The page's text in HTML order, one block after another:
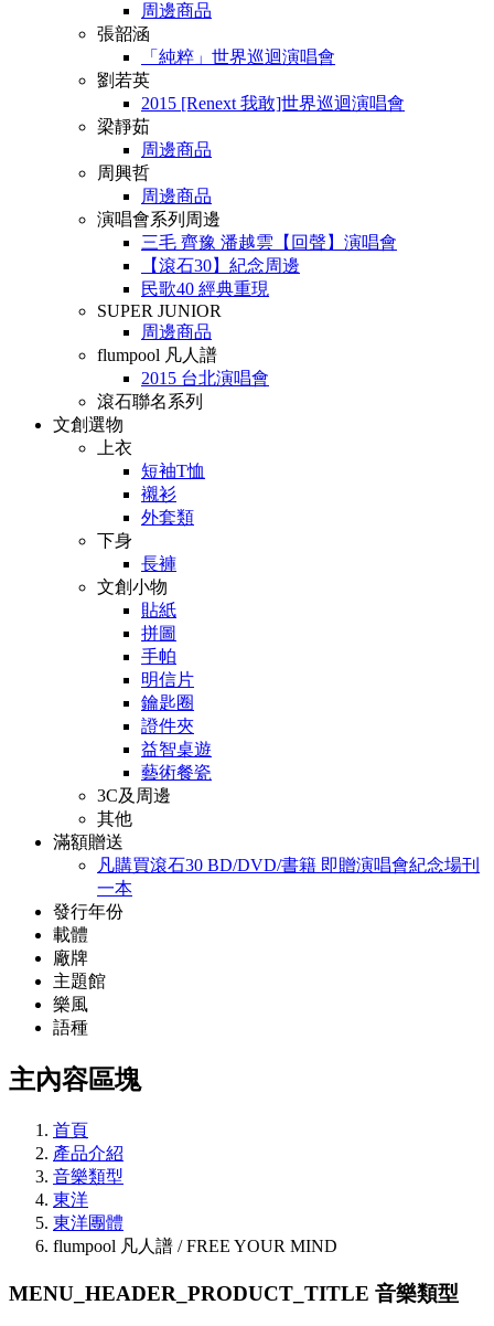
周邊商品
張韶涵
「純粹」世界巡迴演唱會
劉若英
2015 [Renext 我敢]世界巡迴演唱會
梁靜茹
周邊商品
周興哲
周邊商品
演唱會系列周邊
三毛 齊豫 潘越雲【回聲】演唱會
【滾石30】紀念周邊
民歌40 經典重現
SUPER JUNIOR
周邊商品
flumpool 凡人譜
2015 台北演唱會
滾石聯名系列
文創選物
上衣
短袖T恤
襯衫
外套類
下身
長褲
文創小物
貼紙
拼圖
手帕
明信片
鑰匙圈
證件夾
益智桌遊
藝術餐瓷
3C及周邊
其他
滿額贈送
凡購買滾石30 BD/DVD/書籍 即贈演唱會紀念場刊
一本
發行年份
載體
廠牌
主題館
樂風
語種
主內容區塊
首頁
產品介紹
音樂類型
東洋
東洋團體
flumpool 凡人譜 / FREE YOUR MIND
MENU_HEADER_PRODUCT_TITLE 音樂類型